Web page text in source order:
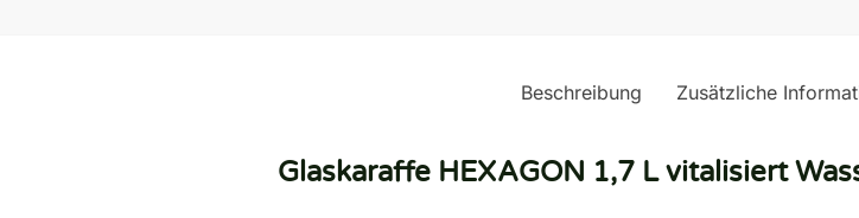
Beschreibung Zusätzliche
Glaskaraffe HEXAGON 1,7 L vitalisiert